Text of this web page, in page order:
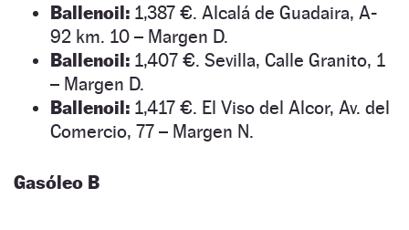
Ballenoil: 1,387 €. Alcalá de Guadaira, A-
92 km. 10 – Margen D.
Ballenoil: 1,407 €. Sevilla, Calle Granito, 1
– Margen D.
Ballenoil: 1,417 €. El Viso del Alcor, Av. del
Comercio, 77 – Margen N.
Gasóleo B